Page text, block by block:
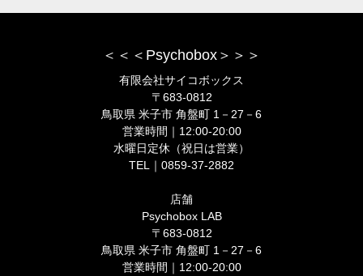
＜＜＜Psychobox＞＞＞
有限会社サイコボックス
〒683-0812
鳥取県 米子市 角盤町 1－27－6
営業時間｜12:00-20:00
水曜日定休（祝日は営業）
TEL｜0859-37-2882
店舗
Psychobox LAB
〒683-0812
鳥取県 米子市 角盤町 1－27－6
営業時間｜12:00-20:00